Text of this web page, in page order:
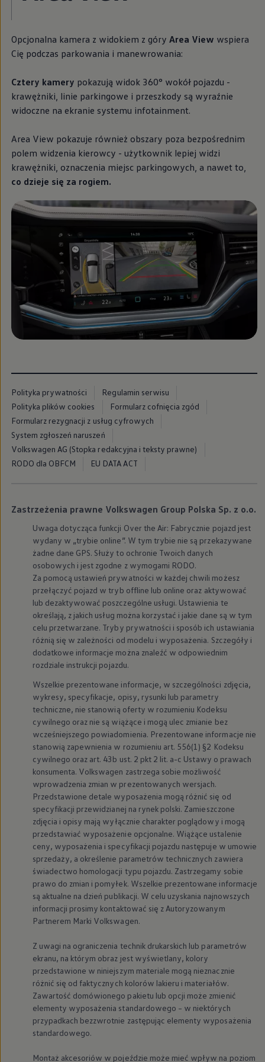
Informacje dla klientów
Informator o pojeździe
Starsze modele i generacje – archiwum oraz
Certyfikaty
Wszystkie usługi
Oferty serwisowe
Dla obecnych użytkowników Volkswagena
Sezonowe usługi serwisowe
Korzyści autoryzowanego serwisowania
Informacje dla warsztatów
Świat Volkswagena
Volkswagen Magazine
Lifestyle
Eksploatacja
Samochody hybrydowe
SUV-y
Elektromobilność
Rozwój
Technologia
Nowy samochód krok po kroku – poradnik
Samochody ekonomiczne i ekologiczne
Technologie i bezpieczeństwo
Odwiedź Volkswagen Home
Warto wybrać Volkswagena
Infolinia Volkswagen
Podcast Elektrycznie Tematyczni
Społeczność Volkswagena
Zapisz się na jazdę próbną
Opcjonalna kamera z widokiem z góry Area View wspiera
Cię podczas parkowania i manewrowania:
Cztery kamery pokazują widok 360° wokół pojazdu -
krawężniki, linie parkingowe i przeszkody są wyraźnie
widoczne na ekranie systemu infotainment.
Area View pokazuje również obszary poza bezpośrednim
polem widzenia kierowcy - użytkownik lepiej widzi
krawężniki, oznaczenia miejsc parkingowych, a nawet to,
co dzieje się za rogiem.
Polityka prywatności
Regulamin serwisu
Polityka plików cookies
Formularz cofnięcia zgód
Formularz rezygnacji z usług cyfrowych
System zgłoszeń naruszeń
Volkswagen AG (Stopka redakcyjna i teksty prawne)
RODO dla OBFCM
EU DATA ACT
Zastrzeżenia prawne Volkswagen Group Polska Sp. z o.o.
Uwaga dotycząca funkcji Over the Air: Fabrycznie pojazd jest
wydany w „trybie online”. W tym trybie nie są przekazywane
żadne dane GPS. Służy to ochronie Twoich danych
osobowych i jest zgodne z wymogami RODO.
Za pomocą ustawień prywatności w każdej chwili możesz
przełączyć pojazd w tryb offline lub online oraz aktywować
lub dezaktywować poszczególne usługi. Ustawienia te
określają, z jakich usług można korzystać i jakie dane są w tym
celu przetwarzane. Tryby prywatności i sposób ich ustawiania
różnią się w zależności od modelu i wyposażenia. Szczegóły i
dodatkowe informacje można znaleźć w odpowiednim
rozdziale instrukcji pojazdu.
Wszelkie prezentowane informacje, w szczególności zdjęcia,
wykresy, specyfikacje, opisy, rysunki lub parametry
techniczne, nie stanowią oferty w rozumieniu Kodeksu
cywilnego oraz nie są wiążące i mogą ulec zmianie bez
wcześniejszego powiadomienia. Prezentowane informacje nie
stanowią zapewnienia w rozumieniu art. 556(1) §2 Kodeksu
cywilnego oraz art. 43b ust. 2 pkt 2 lit. a-c Ustawy o prawach
konsumenta. Volkswagen zastrzega sobie możliwość
wprowadzenia zmian w prezentowanych wersjach.
Przedstawione detale wyposażenia mogą różnić się od
specyfikacji przewidzianej na rynek polski. Zamieszczone
zdjęcia i opisy mają wyłącznie charakter poglądowy i mogą
przedstawiać wyposażenie opcjonalne. Wiążące ustalenie
ceny, wyposażenia i specyfikacji pojazdu następuje w umowie
sprzedaży, a określenie parametrów technicznych zawiera
świadectwo homologacji typu pojazdu. Zastrzegamy sobie
prawo do zmian i pomyłek. Wszelkie prezentowane informacje
są aktualne na dzień publikacji. W celu uzyskania najnowszych
informacji prosimy kontaktować się z Autoryzowanym
Partnerem Marki Volkswagen.
Z uwagi na ograniczenia technik drukarskich lub parametrów
ekranu, na którym obraz jest wyświetlany, kolory
przedstawione w niniejszym materiale mogą nieznacznie
różnić się od faktycznych kolorów lakieru i materiałów.
Zawartość domówionego pakietu lub opcji może zmienić
elementy wyposażenia standardowego – w niektórych
przypadkach bezzwrotnie zastępując elementy wyposażenia
standardowego.
Montaż akcesoriów w pojeździe może mieć wpływ na poziom